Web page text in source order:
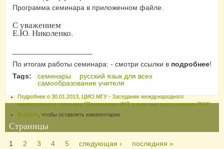
Программа семинара в приложенном файле.
С уважением
Е.Ю. Николенко.
По итогам работы семинара: - смотри ссылки в подробнее!
Tags:
семинары
русский язык для всех
самообразование учителя
Подробнеео 30.01.2013, ЦМО МГУ - Заседание международного
межвузовского семинара “Применение ИКТ в практике преподавания РКИ”
Войдите , чтобы оставлять комментарии
Страницы
1 2 3 4 5 следующая › последняя »